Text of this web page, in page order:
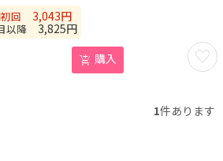
お気
回 3,043円
以降 3,825円
購入
1件あります